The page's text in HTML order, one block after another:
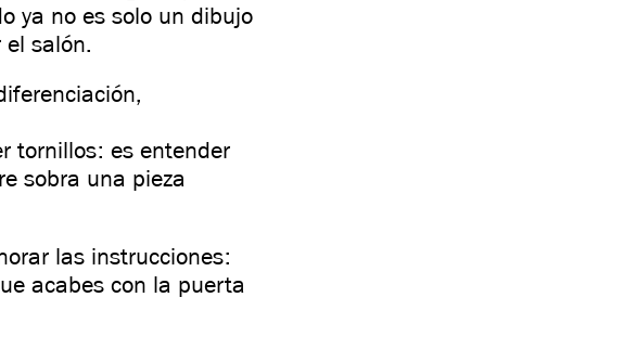
ya no es solo un dibujo
el salón.
tornillos: es entender
sobra una pieza
las instrucciones:
acabes con la puerta